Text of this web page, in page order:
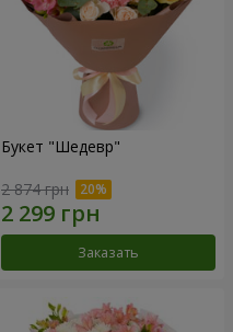
Букет "Шедевр"
2 874 грн
Заказать